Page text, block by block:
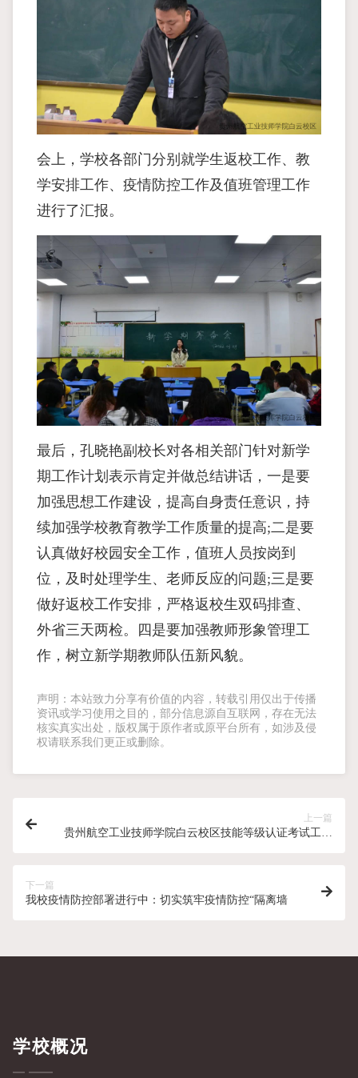
会上，学校各部门分别就学生返校工作、教
学安排工作、疫情防控工作及值班管理工作
进行了汇报。
最后，孔晓艳副校长对各相关部门针对新学
期工作计划表示肯定并做总结讲话，一是要
加强思想工作建设，提高自身责任意识，持
续加强学校教育教学工作质量的提高;二是要
认真做好校园安全工作，值班人员按岗到
位，及时处理学生、老师反应的问题;三是要
做好返校工作安排，严格返校生双码排查、
外省三天两检。四是要加强教师形象管理工
作，树立新学期教师队伍新风貌。
声明：本站致力分享有价值的内容，转载引用仅出于传播
资讯或学习使用之目的，部分信息源自互联网，存在无法
核实真实出处，版权属于原作者或原平台所有，如涉及侵
权请联系我们更正或删除。
上一篇
贵州航空工业技师学院白云校区技能等级认证考试工作
下一篇
我校疫情防控部署进行中：切实筑牢疫情防控“隔离墙
学校概况